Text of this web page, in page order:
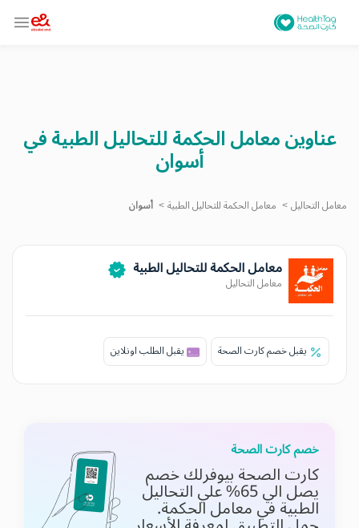
عناوين معامل الحكمة للتحاليل الطبية في
أسوان
معامل التحاليل معامل الحكمة للتحاليل الطبية أسوان
معامل الحكمة للتحاليل الطبية
معامل التحاليل
يقبل خصم كارت الصحة يقبل الطلب اونلاين
خصم كارت الصحة
كارت الصحة بيوفرلك خصم
يصل الي 65% علي التحاليل
الطبية في معامل الحكمة.